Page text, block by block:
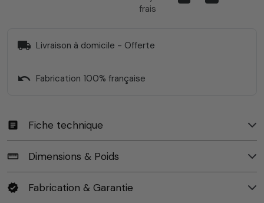
frais
local_shipping Livraison à domicile - Offerte
undo Fabrication 100% française
article Fiche technique
straighten Dimensions & Poids
verified Fabrication & Garantie